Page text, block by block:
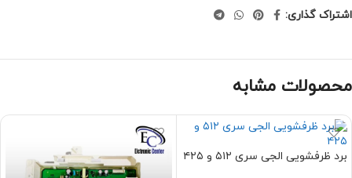
اشتراک گذاری:
محصولات مشابه
برد ظرفشویی الجی سری ۵۱۲ و ۴۲۵